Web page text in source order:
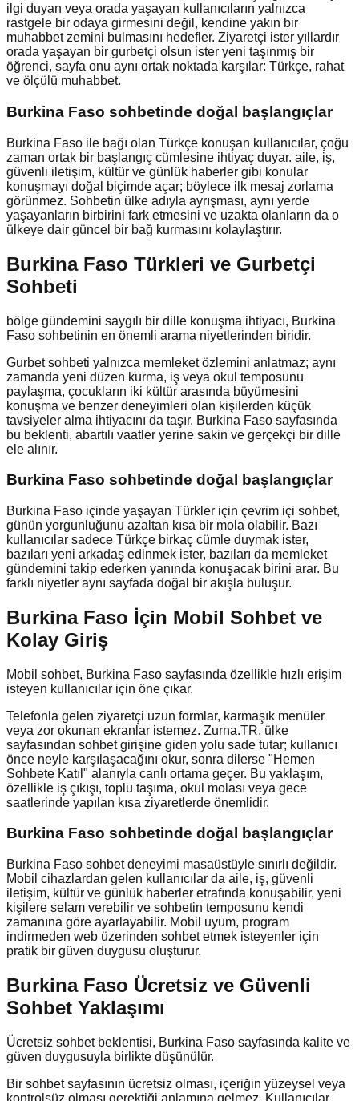
ilgi duyan veya orada yaşayan kullanıcıların yalnızca
rastgele bir odaya girmesini değil, kendine yakın bir
muhabbet zemini bulmasını hedefler. Ziyaretçi ister yıllardır
orada yaşayan bir gurbetçi olsun ister yeni taşınmış bir
öğrenci, sayfa onu aynı ortak noktada karşılar: Türkçe, rahat
ve ölçülü muhabbet.
Burkina Faso sohbetinde doğal başlangıçlar
Burkina Faso ile bağı olan Türkçe konuşan kullanıcılar, çoğu
zaman ortak bir başlangıç cümlesine ihtiyaç duyar. aile, iş,
güvenli iletişim, kültür ve günlük haberler gibi konular
konuşmayı doğal biçimde açar; böylece ilk mesaj zorlama
görünmez. Sohbetin ülke adıyla ayrışması, aynı yerde
yaşayanların birbirini fark etmesini ve uzakta olanların da o
ülkeye dair güncel bir bağ kurmasını kolaylaştırır.
Burkina Faso Türkleri ve Gurbetçi
Sohbeti
bölge gündemini saygılı bir dille konuşma ihtiyacı, Burkina
Faso sohbetinin en önemli arama niyetlerinden biridir.
Gurbet sohbeti yalnızca memleket özlemini anlatmaz; aynı
zamanda yeni düzen kurma, iş veya okul temposunu
paylaşma, çocukların iki kültür arasında büyümesini
konuşma ve benzer deneyimleri olan kişilerden küçük
tavsiyeler alma ihtiyacını da taşır. Burkina Faso sayfasında
bu beklenti, abartılı vaatler yerine sakin ve gerçekçi bir dille
ele alınır.
Burkina Faso sohbetinde doğal başlangıçlar
Burkina Faso içinde yaşayan Türkler için çevrim içi sohbet,
günün yorgunluğunu azaltan kısa bir mola olabilir. Bazı
kullanıcılar sadece Türkçe birkaç cümle duymak ister,
bazıları yeni arkadaş edinmek ister, bazıları da memleket
gündemini takip ederken yanında konuşacak birini arar. Bu
farklı niyetler aynı sayfada doğal bir akışla buluşur.
Burkina Faso İçin Mobil Sohbet ve
Kolay Giriş
Mobil sohbet, Burkina Faso sayfasında özellikle hızlı erişim
isteyen kullanıcılar için öne çıkar.
Telefonla gelen ziyaretçi uzun formlar, karmaşık menüler
veya zor okunan ekranlar istemez. Zurna.TR, ülke
sayfasından sohbet girişine giden yolu sade tutar; kullanıcı
önce neyle karşılaşacağını okur, sonra dilerse "Hemen
Sohbete Katıl" alanıyla canlı ortama geçer. Bu yaklaşım,
özellikle iş çıkışı, toplu taşıma, okul molası veya gece
saatlerinde yapılan kısa ziyaretlerde önemlidir.
Burkina Faso sohbetinde doğal başlangıçlar
Burkina Faso sohbet deneyimi masaüstüyle sınırlı değildir.
Mobil cihazlardan gelen kullanıcılar da aile, iş, güvenli
iletişim, kültür ve günlük haberler etrafında konuşabilir, yeni
kişilere selam verebilir ve sohbetin temposunu kendi
zamanına göre ayarlayabilir. Mobil uyum, program
indirmeden web üzerinden sohbet etmek isteyenler için
pratik bir güven duygusu oluşturur.
Burkina Faso Ücretsiz ve Güvenli
Sohbet Yaklaşımı
Ücretsiz sohbet beklentisi, Burkina Faso sayfasında kalite ve
güven duygusuyla birlikte düşünülür.
Bir sohbet sayfasının ücretsiz olması, içeriğin yüzeysel veya
kontrolsüz olması gerektiği anlamına gelmez. Kullanıcılar